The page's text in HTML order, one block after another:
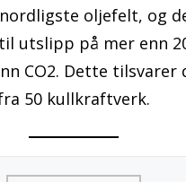
oljefelt, og
utslipp på mer enn
CO2. Dette tilsvarer
50 kullkraftverk.